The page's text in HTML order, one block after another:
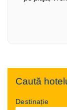
Caută
Destinație